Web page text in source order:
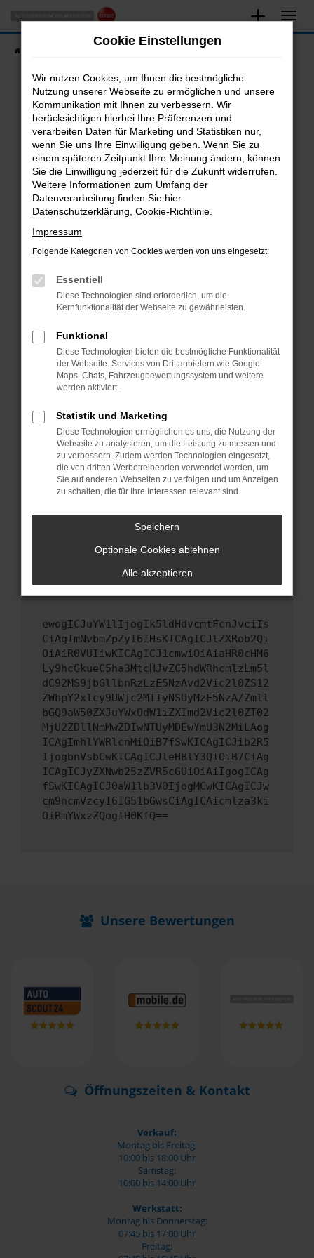
Zum
Hauptinhalt
springen
Fahrzeugsuche
Fehler: Network Error
Beim Laden ist ein Fehler aufgetreten.
Hier sind ein paar Tipps, die dir helfen können:
Überprüfe deine Firewall und deine
Internetverbindung.
Laden andere Webseiten, zum Beispiel deine
Suchmaschine?
Prüfe deine Browsererweiterungen.
können das Laden bestimmter Seiten
verhindern. Funktioniert die Seite in einem
anderen Browser oder in einem privaten
Starte dein Gerät neu.
Das kann manchmal helfen, vorübergehende
Probleme zu beheben.
Betriebssystem auf dem neuesten Stand
sind.
Veraltete Software birgt nicht nur ein
Sicherheitsrisiko, sondern kann auch dazu
führen, dass bestimmte Funktionen nicht mehr
unterstützt werden.
Wende dich an den Webseitenbetreiber.
Wenn du alle oben genannten Schritte versucht
hast, kontaktiere uns bitte. Wir werden
versuchen, das Problem zu beheben. Du kannst
uns diesen Text schicken, um uns bei der
ewogICJuYW1lIjogIk5ldHdvcmtFcnJvciIs
CiAgImNvbmZpZyI6IHsKICAgICJtZXRob2Qi
OiAiR0VUIiwKICAgICJ1cmwiOiAiaHR0cHM6
Ly9hcGkueC5ha3MtcHJvZC5hdWRhcmlzLm5l
dC92MS9jbGllbnRzLzE5NzAvd2Vic2l0ZS12
ZWhpY2xlcy9UWjc2MTIyNSUyMzE5NzA/Zmll
bGQ9aW50ZXJuYWxOdW1iZXImd2Vic2l0ZT02
MjU2ZDllNmMwZDIwNTUyMDEwYmU3N2MiLAog
ICAgImhlYWRlcnMiOiB7fSwKICAgICJib2R5
IjogbnVsbCwKICAgICJleHBlY3QiOiB7CiAg
ICAgICJyZXNwb25zZVR5cGUiOiAiIgogICAg
fSwKICAgICJ0aW1lb3V0IjogMCwKICAgICJw
cm9ncmVzcyI6IG51bGwsCiAgICAicmlza3ki
OiBmYWxzZQogIH0KfQ==
Unsere Bewertungen
Öffnungszeiten & Kontakt
Verkauf:
Montag bis Freitag:
10:00 bis 18:00 Uhr
Samstag:
10:00 bis 14:00 Uhr
Werkstatt:
Montag bis Donnerstag:
07:45 bis 17:00 Uhr
Freitag:
Cookie Einstellungen
Wir nutzen Cookies, um Ihnen die bestmögliche
Nutzung unserer Webseite zu ermöglichen und unsere
Kommunikation mit Ihnen zu verbessern. Wir
berücksichtigen hierbei Ihre Präferenzen und
verarbeiten Daten für Marketing und Statistiken nur,
wenn Sie uns Ihre Einwilligung geben. Wenn Sie zu
einem späteren Zeitpunkt Ihre Meinung ändern, können
Sie die Einwilligung jederzeit für die Zukunft widerrufen.
Weitere Informationen zum Umfang der
Datenverarbeitung finden Sie hier:
Datenschutzerklärung Cookie-Richtlinie
Impressum
Folgende Kategorien von Cookies werden von uns eingesetzt:
Essentiell
Diese Technologien sind erforderlich, um die
Kernfunktionalität der Webseite zu gewährleisten.
Funktional
Diese Technologien bieten die bestmögliche Funktionalität
der Webseite. Services von Drittanbietern wie Google
Maps, Chats, Fahrzeugbewertungssystem und weitere
werden aktiviert.
Statistik und Marketing
Diese Technologien ermöglichen es uns, die Nutzung der
Webseite zu analysieren, um die Leistung zu messen und
zu verbessern. Zudem werden Technologien eingesetzt,
die von dritten Werbetreibenden verwendet werden, um
Sie auf anderen Webseiten zu verfolgen und um Anzeigen
zu schalten, die für Ihre Interessen relevant sind.
Speichern
Optionale Cookies ablehnen
Alle akzeptieren